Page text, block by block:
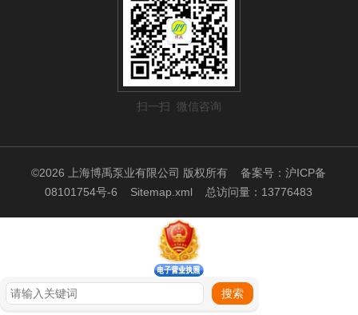
扫一扫 微信咨询
©2026 上海博禹泵业有限公司 版权所有备案号：沪ICP备
08101754号-6
Sitemap.xml 总访问量：13776483